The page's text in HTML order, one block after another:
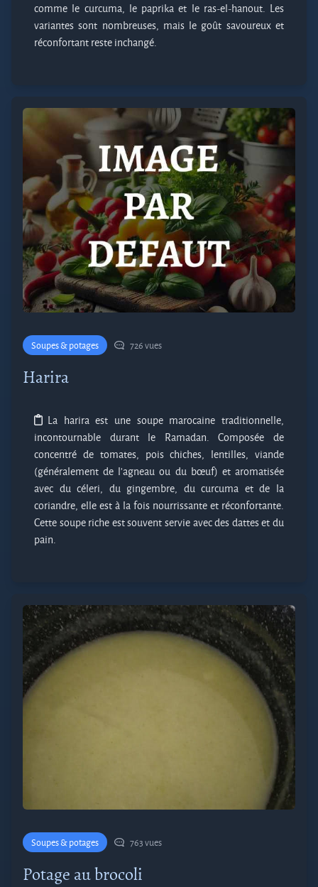
comme le curcuma, le paprika et le ras-el-hanout. Les
variantes sont nombreuses, mais le goût savoureux et
réconfortant reste inchangé.
Soupes & potages 726 vues
Harira
La harira est une soupe marocaine traditionnelle,
incontournable durant le Ramadan. Composée de
concentré de tomates, pois chiches, lentilles, viande
(généralement de l'agneau ou du bœuf) et aromatisée
avec du céleri, du gingembre, du curcuma et de la
coriandre, elle est à la fois nourrissante et réconfortante.
Cette soupe riche est souvent servie avec des dattes et du
pain.
Soupes & potages 763 vues
Potage au brocoli